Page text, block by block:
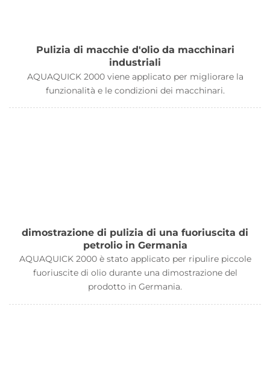
Pulizia di macchie d'olio da macchinari
industriali
AQUAQUICK 2000 viene applicato per migliorare la
funzionalità e le condizioni dei macchinari.
dimostrazione di pulizia di una fuoriuscita di
petrolio in Germania
AQUAQUICK 2000 è stato applicato per ripulire piccole
fuoriuscite di olio durante una dimostrazione del
prodotto in Germania.